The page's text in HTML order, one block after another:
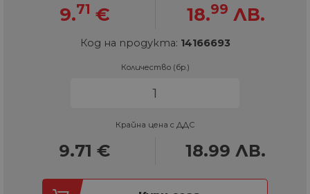
9.71 € 18.99 ЛВ.
Код на продукта: 14166693
Количество (бр.)
Крайна цена с ДДС
9.71 € 18.99 ЛВ.